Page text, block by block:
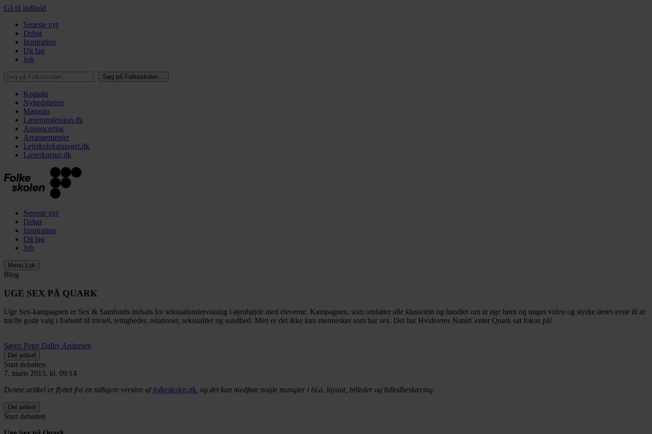
Gå til indhold
Seneste nyt
Debat
Inspiration
Dit fag
Job
Søg på Folkeskolen…
Søg på Folkeskolen…
Kontakt
Nyhedsbreve
Magasin
Lærerprofession.dk
Annoncering
Arrangementer
Lejrskolekataloget.dk
Lærerkursus.dk
Seneste nyt
Debat
Inspiration
Dit fag
Job
Menu Luk
Blog
UGE SEX PÅ QUARK
Uge Sex-kampagnen er Sex & Samfunds indsats for seksualundervisning i øjenhøjde med eleverne. Kampagnen, som omfatter alle klassetrin og handler om at øge børn og unges viden og styrke deres evne til at
træffe gode valg i forhold til trivsel, rettigheder, relationer, seksualitet og sundhed. Men er det ikke kun mennesker som har sex. Det har Hvidovres NaturCenter Quark sat fokus på!
Søren Peter Dalby Andersen
Del artikel
Start debatten
7. marts 2015, kl. 09:14
Denne artikel er flyttet fra en tidligere version affolkeskolen.dk, og det kan medføre nogle mangler i bl.a. layout, billeder og billedbeskæring.
Del artikel
Start debatten